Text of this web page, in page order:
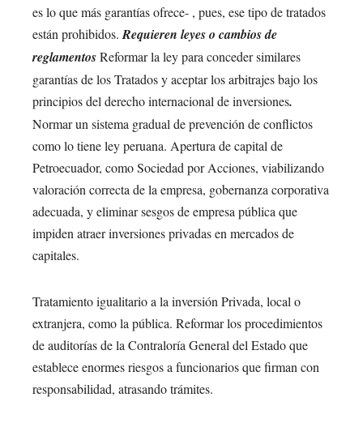
es lo que más garantías ofrece- , pues, ese tipo de tratados
están prohibidos.Requieren leyes o cambios de
reglamentosReformar la ley para conceder similares
garantías de los Tratados y aceptar los arbitrajes bajo los
principios del derecho internacional de inversiones.
Normar un sistema gradual de prevención de conflictos
como lo tiene ley peruana. Apertura de capital de
Petroecuador, como Sociedad por Acciones, viabilizando
valoración correcta de la empresa, gobernanza corporativa
adecuada, y eliminar sesgos de empresa pública que
impiden atraer inversiones privadas en mercados de
capitales.
Tratamiento igualitario a la inversión Privada, local o
extranjera, como la pública. Reformar los procedimientos
de auditorías de la Contraloría General del Estado que
establece enormes riesgos a funcionarios que firman con
responsabilidad, atrasando trámites.